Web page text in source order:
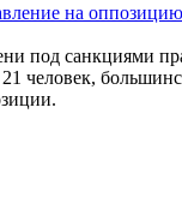
на
под санкциями
человек,